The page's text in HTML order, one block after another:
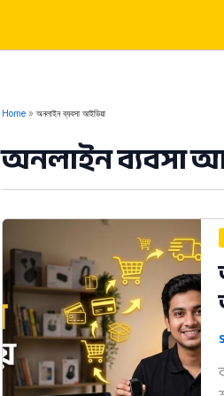
Home অনলাইন ব্যবসা আইডিয়া
অনলাইন ব্যবসা